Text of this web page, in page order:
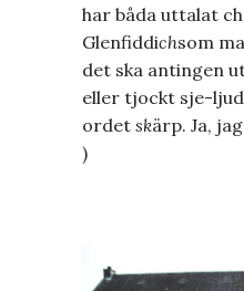
har båda uttalat
Glenfiddichsom
det ska antingen
eller tjockt sje-
ordet skärp. Ja,
)